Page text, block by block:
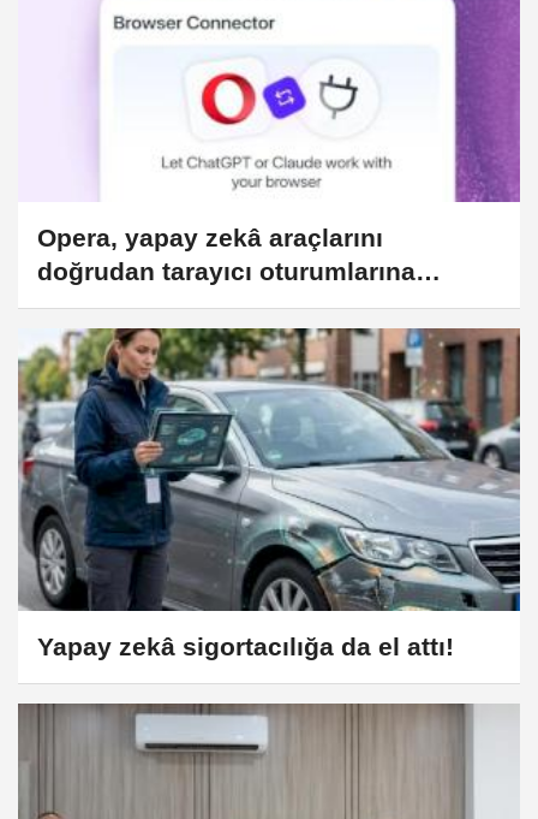
Opera, yapay zekâ araçlarını
doğrudan tarayıcı oturumlarına
bağlıyor
Yapay zekâ sigortacılığa da el attı!